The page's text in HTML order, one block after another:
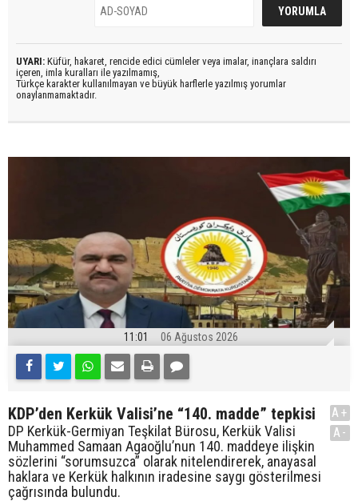
UYARI: Küfür, hakaret, rencide edici cümleler veya imalar, inançlara saldırı
içeren, imla kuralları ile yazılmamış,
Türkçe karakter kullanılmayan ve büyük harflerle yazılmış yorumlar
onaylanmamaktadır.
11:01 06 Ağustos 2026
KDP’den Kerkük Valisi’ne “140. madde” tepkisi
DP Kerkük-Germiyan Teşkilat Bürosu, Kerkük Valisi
Muhammed Samaan Agaoğlu’nun 140. maddeye ilişkin
sözlerini “sorumsuzca” olarak nitelendirerek, anayasal
haklara ve Kerkük halkının iradesine saygı gösterilmesi
çağrısında bulundu.
A+
A-